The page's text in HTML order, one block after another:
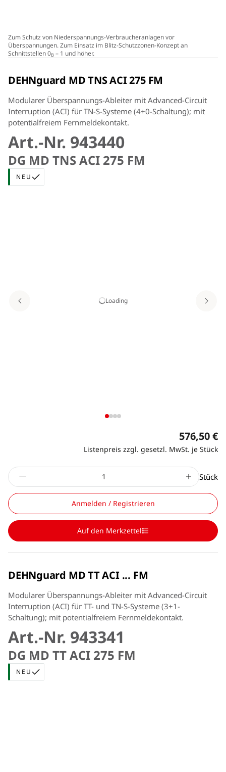
Zum Schutz von Niederspannungs-Verbraucheranlagen vor
Überspannungen. Zum Einsatz im Blitz-Schutzzonen-Konzept an
Schnittstellen 0B – 1 und höher.
*)Die Verdrahtung aller aktiven Leiter ist erd- und
DEHNguard MD TNS ACI 275 FM
Modularer Überspannungs-Ableiter mit Advanced-Circuit
Interruption (ACI) für TN-S-Systeme (4+0-Schaltung); mit
potentialfreiem Fernmeldekontakt.
Art.-Nr. 943440
DG MD TNS ACI 275 FM
NEU
Loading
576,50 €
Listenpreis zzgl. gesetzl. MwSt. je Stück
Stück
Anmelden / Registrieren
Auf den Merkzettel
DEHNguard MD TT ACI ... FM
Modularer Überspannungs-Ableiter mit Advanced-Circuit
Interruption (ACI) für TT- und TN-S-Systeme (3+1-
Schaltung); mit potentialfreiem Fernmeldekontakt.
Art.-Nr. 943341
DG MD TT ACI 275 FM
NEU